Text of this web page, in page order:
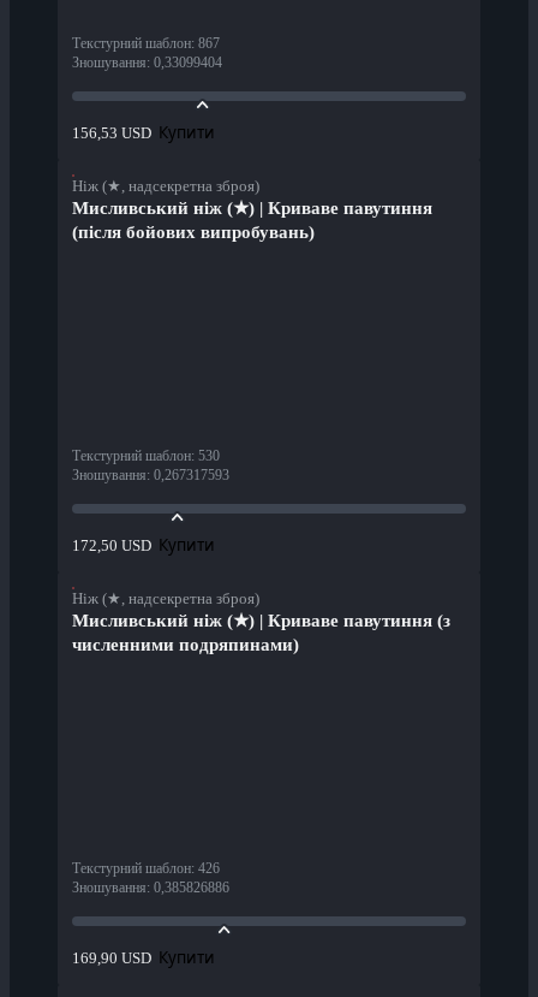
Текстурний шаблон: 867
Зношування: 0,33099404
156,53 USD Купити
Ніж (★, надсекретна зброя)
Мисливський ніж (★) | Криваве павутиння
(після бойових випробувань)
Текстурний шаблон: 530
Зношування: 0,267317593
172,50 USD Купити
Ніж (★, надсекретна зброя)
Мисливський ніж (★) | Криваве павутиння (з
численними подряпинами)
Текстурний шаблон: 426
Зношування: 0,385826886
169,90 USD Купити